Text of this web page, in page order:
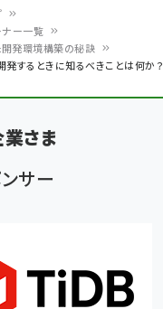
ナー一覧
発環境構築の秘訣
発するときに知るべきことは何か？
さま
サー